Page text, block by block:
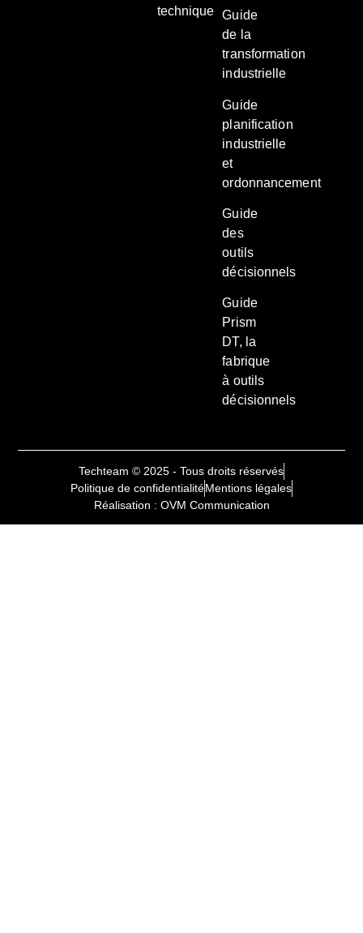
technique
Guide
de la
transformation
industrielle
Guide
planification
industrielle
et
ordonnancement
Guide
des
outils
décisionnels
Guide
Prism
DT, la
fabrique
à outils
décisionnels
Techteam © 2025 - Tous droits réservés
Politique de confidentialitéMentions légales
Réalisation : OVM Communication